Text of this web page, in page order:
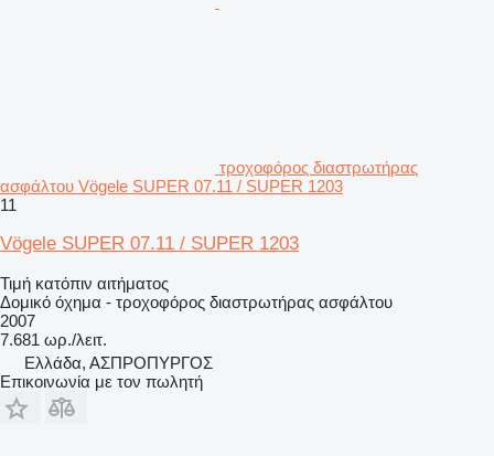
τροχοφόρος διαστρωτήρας
ασφάλτου Vögele SUPER 07.11 / SUPER 1203
11
Vögele SUPER 07.11 / SUPER 1203
Τιμή κατόπιν αιτήματος
Δομικό όχημα - τροχοφόρος διαστρωτήρας ασφάλτου
2007
7.681 ωρ./λειτ.
Ελλάδα, ΑΣΠΡΟΠΥΡΓΟΣ
Επικοινωνία με τον πωλητή